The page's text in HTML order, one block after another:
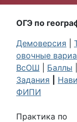
ОГЭ по
Демоверсия
овочные
ВсОШ
Баллы
Задания
ФИПИ
Практика по